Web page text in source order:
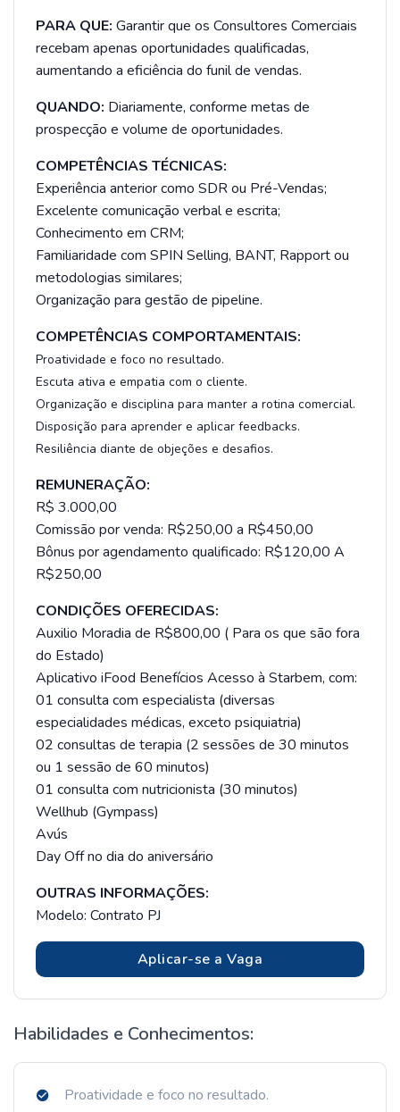
PARA QUE: Garantir que os Consultores Comerciais
recebam apenas oportunidades qualificadas,
aumentando a eficiência do funil de vendas.
QUANDO: Diariamente, conforme metas de
prospecção e volume de oportunidades.
COMPETÊNCIAS TÉCNICAS:
Experiência anterior como SDR ou Pré-Vendas;
Excelente comunicação verbal e escrita;
Conhecimento em CRM;
Familiaridade com SPIN Selling, BANT, Rapport ou
metodologias similares;
Organização para gestão de pipeline.
COMPETÊNCIAS COMPORTAMENTAIS:
Proatividade e foco no resultado.
Escuta ativa e empatia com o cliente.
Organização e disciplina para manter a rotina comercial.
Disposição para aprender e aplicar feedbacks.
Resiliência diante de objeções e desafios.
REMUNERAÇÃO:
R$ 3.000,00
Comissão por venda: R$250,00 a R$450,00
Bônus por agendamento qualificado: R$120,00 A
R$250,00
CONDIÇÕES OFERECIDAS:
Auxilio Moradia de R$800,00 ( Para os que são fora
do Estado)
Aplicativo iFood Benefícios Acesso à Starbem, com:
01 consulta com especialista (diversas
especialidades médicas, exceto psiquiatria)
02 consultas de terapia (2 sessões de 30 minutos
ou 1 sessão de 60 minutos)
01 consulta com nutricionista (30 minutos)
Wellhub (Gympass)
Avús
Day Off no dia do aniversário
OUTRAS INFORMAÇÕES:
Modelo: Contrato PJ
Aplicar-se a Vaga
Habilidades e Conhecimentos:
Proatividade e foco no resultado.